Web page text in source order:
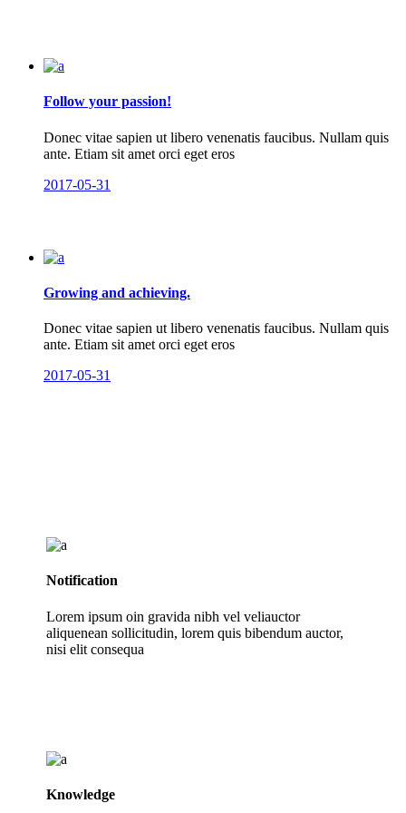
Follow your passion!
Donec vitae sapien ut libero venenatis faucibus. Nullam quis
ante. Etiam sit amet orci eget eros
2017-05-31
Growing and achieving.
Donec vitae sapien ut libero venenatis faucibus. Nullam quis
ante. Etiam sit amet orci eget eros
2017-05-31
Notification
Lorem ipsum oin gravida nibh vel veliauctor
aliquenean sollicitudin, lorem quis bibendum auctor,
nisi elit consequa
Knowledge